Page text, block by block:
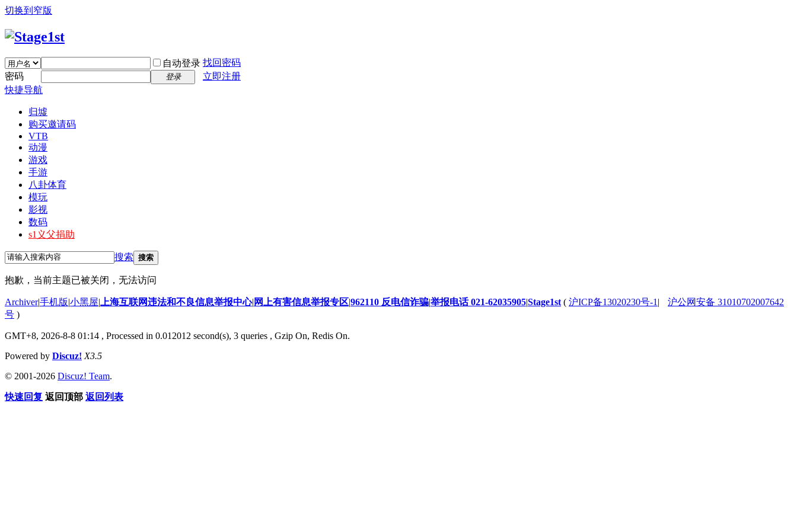
切换到窄版
自动登录 找回密码
密码
登录
立即注册
快捷导航
归墟
购买邀请码
VTB
动漫
游戏
手游
八卦体育
模玩
影视
数码
s1义父捐助
搜索 搜索
抱歉，当前主题已被关闭，无法访问
Archiver|手机版|小黑屋| 上海互联网违法和不良信息举报中心| 网上有害信息举报专区|962110 反电信诈骗|举报电话 021-62035905|Stage1st ( 沪ICP备13020230号-1 |
沪公网安备 31010702007642
号 )
GMT+8, 2026-8-8 01:14 , Processed in 0.012012 second(s), 3 queries , Gzip On, Redis On.
Powered by Discuz! X3.5
© 2001-2026 Discuz! Team.
快速回复 返回顶部 返回列表